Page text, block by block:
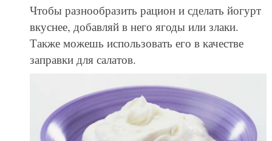
Чтобы разнообразить рацион и сделать йогурт
вкуснее, добавляй в него ягоды или злаки.
Также можешь использовать его в качестве
заправки для салатов.